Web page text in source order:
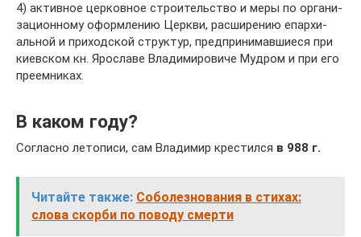
4) ак­тив­ное цер­ков­ное строи­тель­ст­во и ме­ры по ор­га­ни­
зационному оформ­ле­нию Церк­ви, рас­ши­ре­нию епар­хи­
аль­ной и при­ход­ской струк­тур, пред­при­ни­мав­шие­ся при
ки­ев­ском кн. Яро­сла­ве Вла­ди­ми­ро­ви­че Му­дром и при его
пре­ем­ни­ках.
В каком году?
Согласно летописи, сам Владимир крестился в 988 г.
Читайте также: Соболезнования в стихах:
слова скорби по поводу смерти